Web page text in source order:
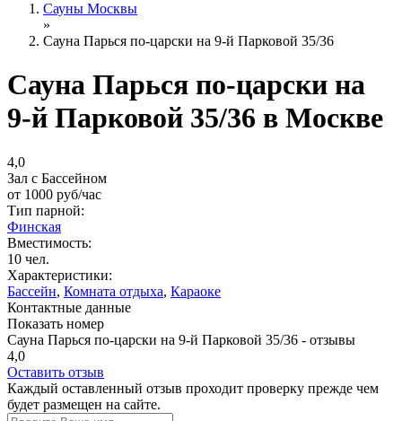
Сауны Москвы
»
Сауна Парься по-царски на 9-й Парковой 35/36
Сауна Парься по-царски на
9-й Парковой 35/36 в Москве
4,0
Зал с Бассейном
от 1000 руб/час
Тип парной:
Финская
Вместимость:
10 чел.
Характеристики:
Бассейн, Комната отдыха, Караоке
Контактные данные
Показать номер
Сауна Парься по-царски на 9-й Парковой 35/36 - отзывы
4,0
Оставить отзыв
Каждый оставленный отзыв проходит проверку прежде чем
будет размещен на сайте.